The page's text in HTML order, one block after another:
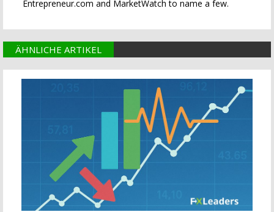
Entrepreneur.com and MarketWatch to name a few.
ÄHNLICHE ARTIKEL